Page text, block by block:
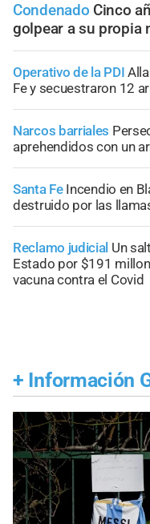
Condenado Cinco
golpear a su propia
Operativo de la PDI
Fe y secuestraron 12
Narcos barriales
aprehendidos con un
Santa Fe Incendio en
destruido por las
Reclamo judicial Un
Estado por $191
vacuna contra el Covid
+ Información